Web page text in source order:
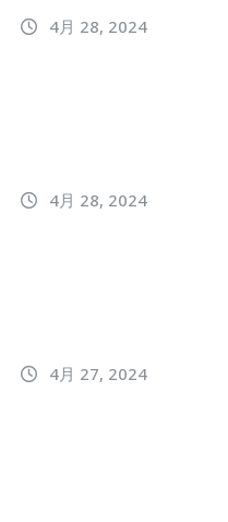
4月 28, 2024
4月 28, 2024
4月 27, 2024